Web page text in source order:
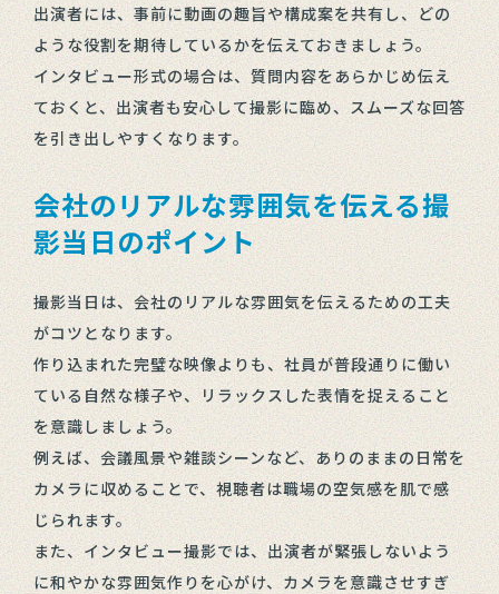
出演者には、事前に動画の趣旨や構成案を共有し、どの
ような役割を期待しているかを伝えておきましょう。
インタビュー形式の場合は、質問内容をあらかじめ伝え
ておくと、出演者も安心して撮影に臨め、スムーズな回答
を引き出しやすくなります。
会社のリアルな雰囲気を伝える撮
影当日のポイント
撮影当日は、会社のリアルな雰囲気を伝えるための工夫
がコツとなります。
作り込まれた完璧な映像よりも、社員が普段通りに働い
ている自然な様子や、リラックスした表情を捉えること
を意識しましょう。
例えば、会議風景や雑談シーンなど、ありのままの日常を
カメラに収めることで、視聴者は職場の空気感を肌で感
じられます。
また、インタビュー撮影では、出演者が緊張しないよう
に和やかな雰囲気作りを心がけ、カメラを意識させすぎ